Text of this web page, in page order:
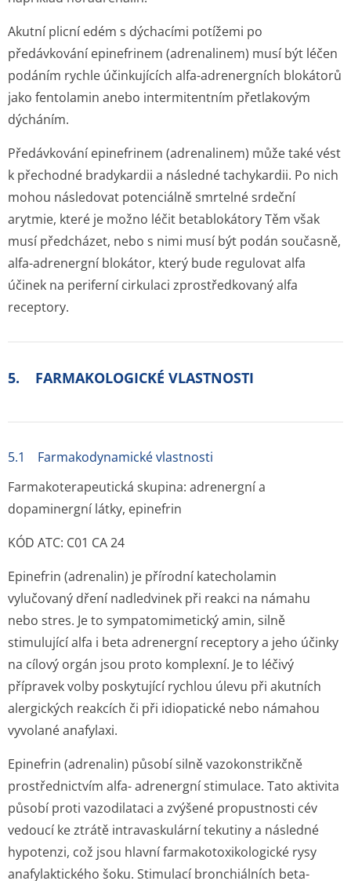
Akutní plicní edém s dýchacími potížemi po
předávkování epinefrinem (adrenalinem) musí být léčen
podáním rychle účinkujících alfa-adrenergních blokátorů
jako fentolamin anebo intermitentním přetlakovým
dýcháním.
Předávkování epinefrinem (adrenalinem) může také vést
k přechodné bradykardii a následné tachykardii. Po nich
mohou následovat potenciálně smrtelné srdeční
arytmie, které je možno léčit betablokátory Těm však
musí předcházet, nebo s nimi musí být podán současně,
alfa-adrenergní blokátor, který bude regulovat alfa
účinek na periferní cirkulaci zprostředkovaný alfa
receptory.
5. FARMAKOLOGICKÉ VLASTNOSTI
5.1 Farmakodynamické vlastnosti
Farmakoterapeutická skupina: adrenergní a
dopaminergní látky, epinefrin
KÓD ATC: C01 CA 24
Epinefrin (adrenalin) je přírodní katecholamin
vylučovaný dření nadledvinek při reakci na námahu
nebo stres. Je to sympatomimetický amin, silně
stimulující alfa i beta adrenergní receptory a jeho účinky
na cílový orgán jsou proto komplexní. Je to léčivý
přípravek volby poskytující rychlou úlevu při akutních
alergických reakcích či při idiopatické nebo námahou
vyvolané anafylaxi.
Epinefrin (adrenalin) působí silně vazokonstrikčně
prostřednictvím alfa- adrenergní stimulace. Tato aktivita
působí proti vazodilataci a zvýšené propustnosti cév
vedoucí ke ztrátě intravaskulární tekutiny a následné
hypotenzi, což jsou hlavní farmakotoxiko­logické rysy
anafylaktického šoku. Stimulací bronchiálních beta-